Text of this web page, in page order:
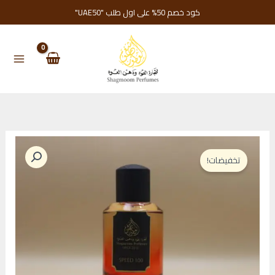
إلى
كود خصم 50% على اول طلب "UAE50"
تخفيضات!